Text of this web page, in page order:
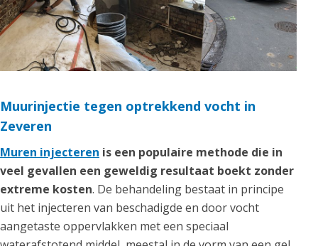
Muurinjectie tegen optrekkend vocht in
Zeveren
Muren injecteren is een populaire methode die in
veel gevallen een geweldig resultaat boekt zonder
extreme kosten. De behandeling bestaat in principe
uit het injecteren van beschadigde en door vocht
aangetaste oppervlakken met een speciaal